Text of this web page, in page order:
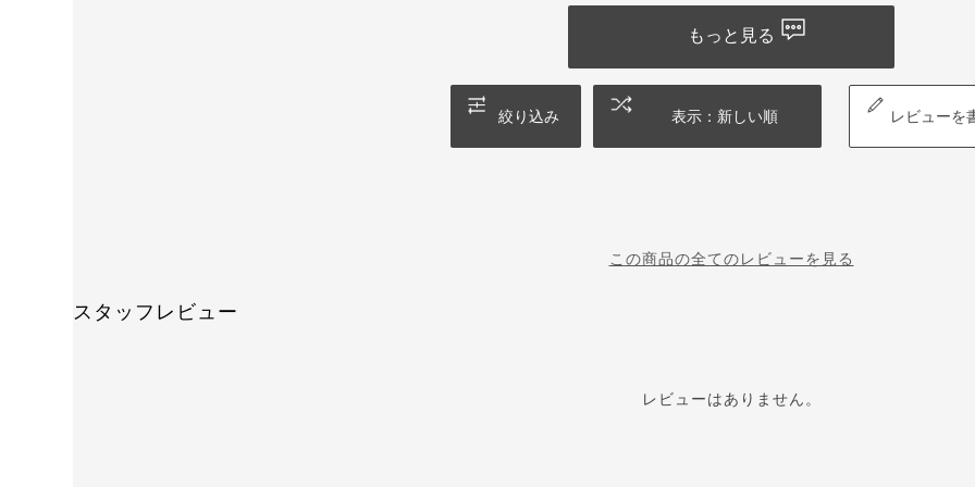
もっと見る
絞り込み 表示：新しい順 レビューを
この商品の全てのレビューを見る
スタッフレビュー
レビューはありません。